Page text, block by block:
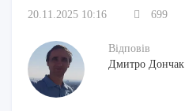
20.11.2025 10:16 699
Відповів
Дмитро Дончак